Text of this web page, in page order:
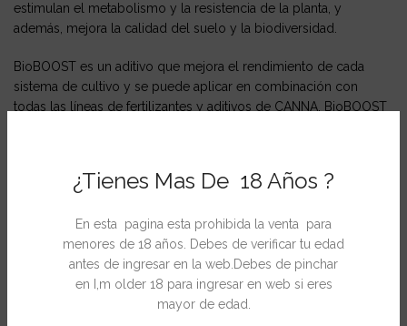
¿Tienes Mas De 18 Años ?
En esta pagina esta prohibida la venta para
menores de 18 años. Debes de verificar tu edad
antes de ingresar en la web.Debes de pinchar
en I,m older 18 para ingresar en web si eres
mayor de edad.
estimulan el metabolismo y la resistencia de la planta, y
además, mejora la calidad del suelo y la biodiversidad.
BioBOOST es un aditivo que mejora el rendimiento de cada
sistema de cultivo y se puede aplicar en combinación con
todas las líneas de fertilizantes y aditivos de CANNA. BioBOOST
plantas de selvas tropicales, es un verdadero estímulo para las
plantas. Los componentes bioactivos ocasionan un
metabolismo adicional, imprescindible para la planta durante la
fase de floración. Las plantas producen más fructosa, crecen
más sanas, son más resistentes y por consiguiente son menos